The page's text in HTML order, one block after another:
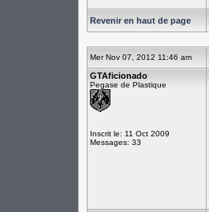
Revenir en haut de page
Mer Nov 07, 2012 11:46 am
GTAficionado
Pegase de Plastique
Inscrit le: 11 Oct 2009
Messages: 33